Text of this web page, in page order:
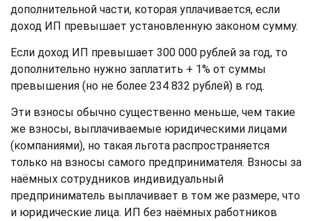
дополнительной части, которая уплачивается, если
доход ИП превышает установленную законом сумму.
Если доход ИП превышает 300 000 рублей за год, то
дополнительно нужно заплатить + 1% от суммы
превышения (но не более 234 832 рублей) в год.
Эти взносы обычно существенно меньше, чем такие
же взносы, выплачиваемые юридическими лицами
(компаниями), но такая льгота распространяется
только на взносы самого предпринимателя. Взносы за
наёмных сотрудников индивидуальный
предприниматель выплачивает в том же размере, что
и юридические лица. ИП без наёмных работников